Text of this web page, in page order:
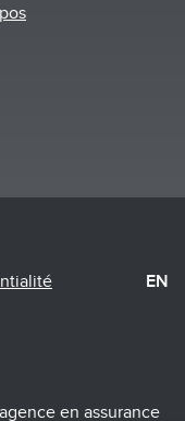
EN
en assurance